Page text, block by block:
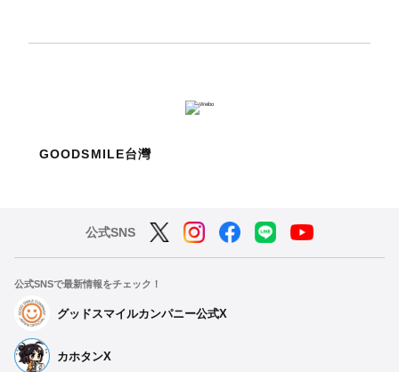
GOODSMILE台灣
公式SNS
公式SNSで最新情報をチェック！
グッドスマイルカンパニー公式X
カホタンX